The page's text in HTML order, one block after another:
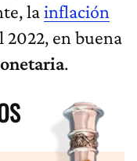
lainflación
2022, en buena
.